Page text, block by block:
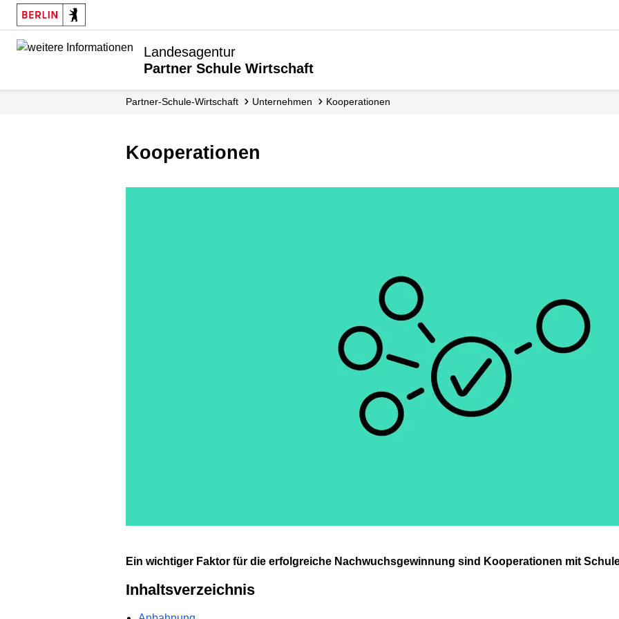
Landesagentur
Partner Schule Wirtschaft
Partner-Schule-Wirtschaft Unternehmen Kooperationen
Kooperationen
Ein wichtiger Faktor für die erfolgreiche Nachwuchsgewinnung sind Kooperationen mit
Inhaltsverzeichnis